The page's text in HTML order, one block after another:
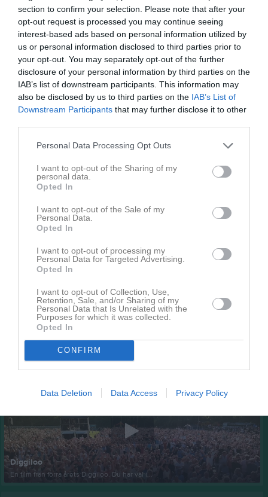
section to confirm your selection. Please note that after your
opt-out request is processed you may continue seeing
interest-based ads based on personal information utilized by
us or personal information disclosed to third parties prior to
your opt-out. You may separately opt-out of the further
disclosure of your personal information by third parties on the
IAB’s list of downstream participants. This information may
also be disclosed by us to third parties on the IAB’s List of
Downstream Participants that may further disclose it to other
Personal Data Processing Opt Outs
I want to opt-out of the Sharing of my
personal data.
Opted In
I want to opt-out of the Sale of my
Personal Data.
Opted In
I want to opt-out of processing my
Personal Data for Targeted Advertising.
Opted In
I want to opt-out of Collection, Use,
Retention, Sale, and/or Sharing of my
Personal Data that Is Unrelated with the
Purposes for which it was collected.
Opted In
CONFIRM
Data Deletion Data Access Privacy Policy
Stort tack till Ebe Plant!
Ebe Plant har gett vår förening fina våriga blommor att sätta i våra ytterkrukor. Om vi sköter dem fint kanske vi kan få andra blommor under året att byta ut i krukorna utifrån årstid.
Gränna AIS 19 mar
Styrelseprotokoll 260215
Nu finns senaste protokoll från styrelsemöte utlagt här
Gränna AIS 13 mar
Årets GAISare och ny styrelse
Igår måndag kväll höll vi årsmöte. Kul att medlemmar engagerar sig! Det blev långa och många diskussioner. Hududnyheterna i korthet: Årets GAISare. Han har fått fotbollen att fungera och har fått ledare och aktiva att känna sig välkomna, där han är ledare för F13/14, stöttar A-laget, drivande i fotbollssektionen, medskapare till ledarmanualer och utbildat ungdomsdomare som även fått nytt domarheadset. Ställer upp var det behövs som t.ex. Diggiloo, medlemskvällar, läxhjälp, valberedningen så han är en engagerad medlem som brinner för sin idrottsklubb och är väl värd denna utmärkelse. Grattis Jimmi Törnebladh! Ny styrelse: Ordförande Fredrik Wadsten Kassör Camilla Cronholm Ledamot Gustav Kalogirou Suppleant Malin Fransson Övriga kvar sedan tidigare: Kristofer Wahlgren, Emil Carlsson, Linus Östlund, Johanna Carlsson och Magnus Strand som suppleant Revisorer: Jenny Carlsson Svärd och Sofia Lindh Revisorssuppleanter: Bosse Svensson och Lena Eriksson Stort tack till de som avgår: Henrik Berntsson Erling Wulff Ann Sandberg
Gränna AIS 10 mar
Visa fler nyheter
Senast uppladdade video
Diggiloo
En film frän förra årets Diggiloo. Du har väl i...